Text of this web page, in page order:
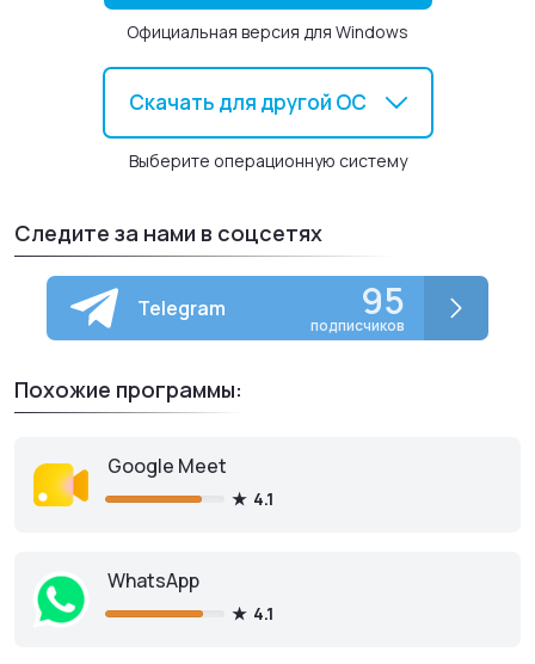
Обмен текстовыми сообщениями;
Защита от DDoS-атак и определения IP-адреса;
Отсутствие рекламы и платного контента;
Определение игр, в которые играют участники сервера
в данный момент;
Регулирование громкости каждого участника канала;
Минимальное потребление системных ресурсов.
Официальная версия для Windows
Скачать для другой ОС
Выберите операционную систему
Следите за нами в соцсетях
Telegram 95
подписчиков
Похожие программы:
Google Meet
4.1
WhatsApp
4.1